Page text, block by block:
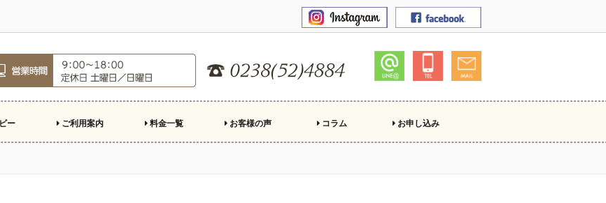
ー ご利用案内 料金一覧 お客様の声 コラム お申し込み